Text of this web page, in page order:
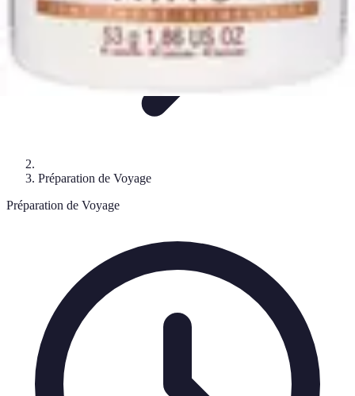
Préparation de Voyage
Préparation de Voyage